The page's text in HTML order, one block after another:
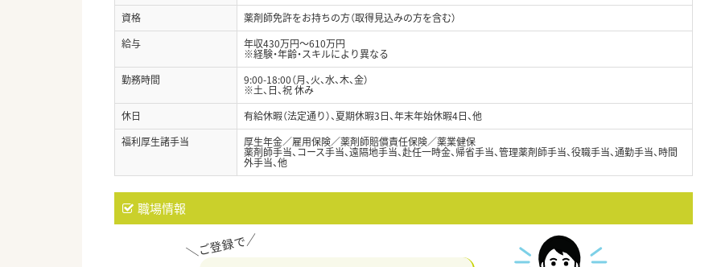
資格
薬剤師免許をお持ちの方（取得見込みの方を含む）
給与
年収430万円～610万円
※経験・年齢・スキルにより異なる
勤務時間
9:00-18:00（月、火、水、木、金）
※土、日、祝 休み
休日
有給休暇（法定通り）、夏期休暇3日、年末年始休暇4日、他
福利厚生諸手当
厚生年金／雇用保険／薬剤師賠償責任保険／薬業健保
薬剤師手当、コース手当、遠隔地手当、赴任一時金、帰省手当、管理薬剤師手当、役職手当、通勤手当、時間
外手当、他
職場情報